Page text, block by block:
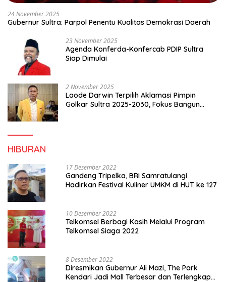
24 November 2025
Gubernur Sultra: Parpol Penentu Kualitas Demokrasi Daerah
23 November 2025
Agenda Konferda-Konfercab PDIP Sultra
Siap Dimulai
2 November 2025
Laode Darwin Terpilih Aklamasi Pimpin
Golkar Sultra 2025-2030, Fokus Bangun
HIBURAN
17 Desember 2022
Gandeng Tripelka, BRI Samratulangi
Hadirkan Festival Kuliner UMKM di HUT ke 127
10 Desember 2022
Telkomsel Berbagi Kasih Melalui Program
Telkomsel Siaga 2022
8 Desember 2022
Diresmikan Gubernur Ali Mazi, The Park
Kendari Jadi Mall Terbesar dan Terlengkap